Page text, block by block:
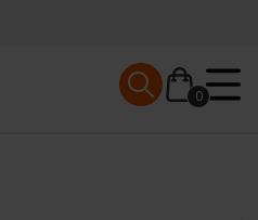
0
Mobile menu